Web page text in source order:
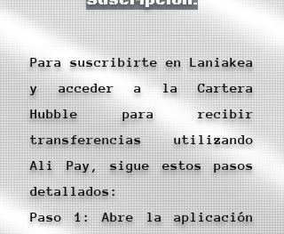
Para suscribirte en Laniakea
y acceder a la Cartera
Hubble para recibir
transferencias utilizando
Ali Pay, sigue estos pasos
detallados:
Paso 1: Abre la aplicación